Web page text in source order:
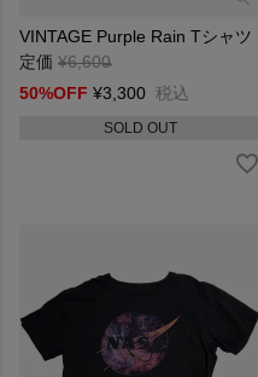
VINTAGE Purple Rain Tシャツ
定価 ¥6,600
→
50%OFF ¥3,300 税込
SOLD OUT